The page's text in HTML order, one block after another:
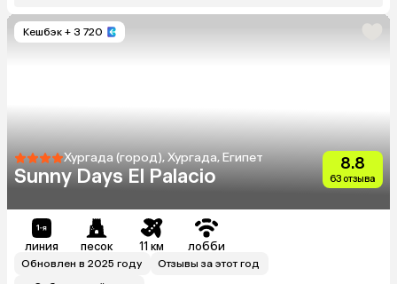
Кешбэк + 3 720
Хургада (город), Хургада, Египет
Sunny Days El Palacio
8.8
63 отзыва
линия песок 11 км лобби
Обновлен в 2025 году
Отзывы за этот год